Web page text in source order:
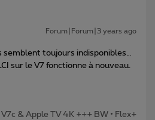
Forum|Forum|3 years ago
semblent toujours indisponibles…
sur le V7 fonctionne à nouveau.
& Apple TV 4K +++ BW • Flex+